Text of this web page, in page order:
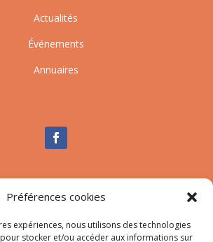
Préférences cookies
expériences, nous utilisons des technologies
stocker et/ou accéder aux informations sur
Actualités
Événements
Annuaires
Nous contacter
mairie@afa.corsica